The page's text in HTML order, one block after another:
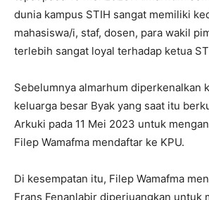
dunia kampus STIH sangat memiliki
mahasiswa/i, staf, dosen, para wakil
terlebih sangat loyal terhadap ketua
Sebelumnya almarhum diperkenalkan
keluarga besar Byak yang saat itu
Arkuki pada 11 Mei 2023 untuk
Filep Wamafma mendaftar ke KPU.
Di kesempatan itu, Filep Wamafma
Frans Fenanlabir diperjuangkan untuk